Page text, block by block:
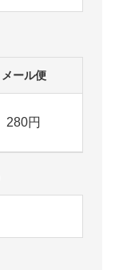
メール便
280円